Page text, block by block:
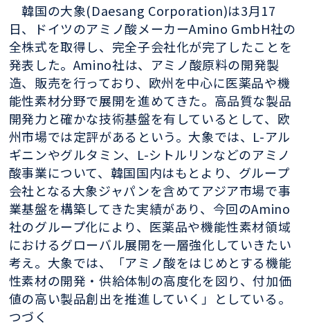
韓国の大象(Daesang Corporation)は3月17
日、ドイツのアミノ酸メーカーAmino GmbH社の
全株式を取得し、完全子会社化が完了したことを
発表した。Amino社は、アミノ酸原料の開発製
造、販売を行っており、欧州を中心に医薬品や機
能性素材分野で展開を進めてきた。高品質な製品
開発力と確かな技術基盤を有しているとして、欧
州市場では定評があるという。大象では、L-アル
ギニンやグルタミン、L-シトルリンなどのアミノ
酸事業について、韓国国内はもとより、グループ
会社となる大象ジャパンを含めてアジア市場で事
業基盤を構築してきた実績があり、今回のAmino
社のグループ化により、医薬品や機能性素材領域
におけるグローバル展開を一層強化していきたい
考え。大象では、「アミノ酸をはじめとする機能
性素材の開発・供給体制の高度化を図り、付加価
値の高い製品創出を推進していく」としている。
つづく